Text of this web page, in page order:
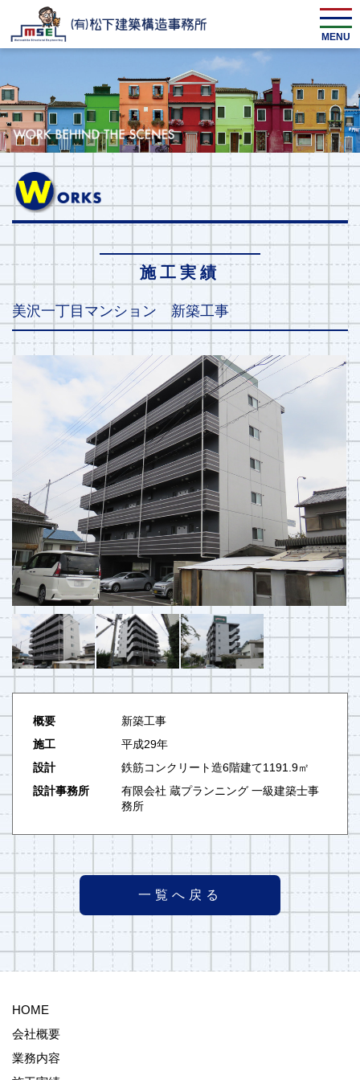
MENU
施工実績
美沢一丁目マンション 新築工事
概要
新築工事
施工
平成29年
設計
鉄筋コンクリート造6階建て1191.9㎡
設計事務所
有限会社 蔵プランニング 一級建築士事
務所
一覧へ戻る
HOME
会社概要
業務内容